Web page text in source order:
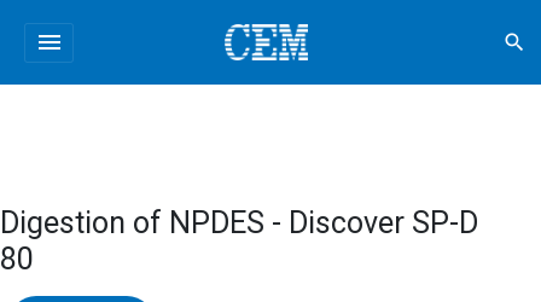
menu search
Digestion of NPDES - Discover SP-D
80